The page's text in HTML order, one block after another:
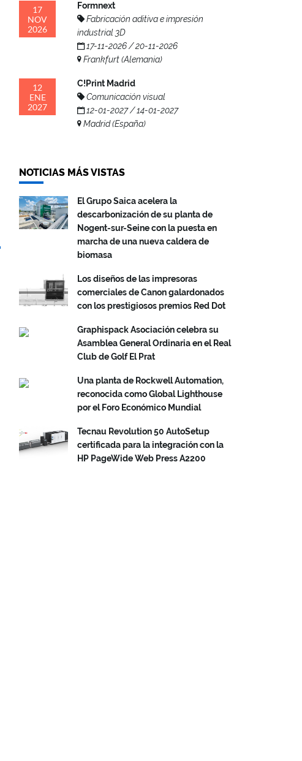
17
NOV
2026
Formnext
Fabricación aditiva e impresión
industrial 3D
17-11-2026 / 20-11-2026
Frankfurt (Alemania)
12
ENE
2027
C!Print Madrid
Comunicación visual
12-01-2027 / 14-01-2027
Madrid (España)
NOTICIAS MÁS VISTAS
El Grupo Saica acelera la
descarbonización de su planta de
Nogent-sur-Seine con la puesta en
marcha de una nueva caldera de
biomasa
Los diseños de las impresoras
comerciales de Canon galardonados
con los prestigiosos premios Red Dot
Graphispack Asociación celebra su
Asamblea General Ordinaria en el Real
Club de Golf El Prat
Una planta de Rockwell Automation,
reconocida como Global Lighthouse
por el Foro Económico Mundial
Tecnau Revolution 50 AutoSetup
certificada para la integración con la
HP PageWide Web Press A2200